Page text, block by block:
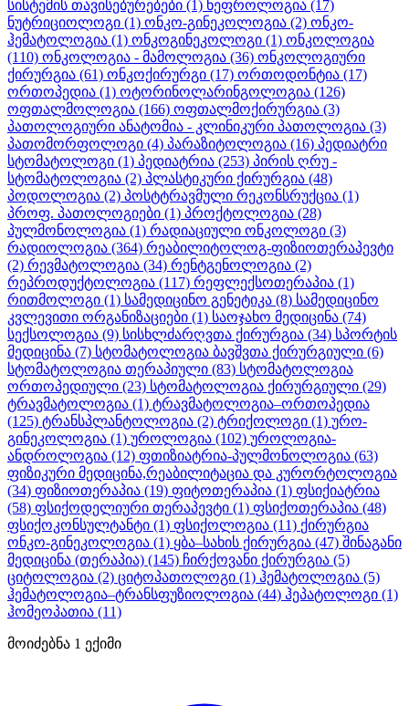
სისტემის თავისებურებები (1) ნეფროლოგია (17)
ნუტრიციოლოგი (1) ონკო-გინეკოლოგია (2) ონკო-
ჰემატოლოგია (1) ონკოგინეკოლოგი (1) ონკოლოგია
(110) ონკოლოგია - მამოლოგია (36) ონკოლოგიური
ქირურგია (61) ონკოქირურგი (17) ორთოდონტია (17)
ორთოპედია (1) ოტორინოლარინგოლოგია (126)
ოფთალმოლოგია (166) ოფთალმოქირურგია (3)
პათოლოგიური ანატომია - კლინიკური პათოლოგია (3)
პათომორფოლოგი (4) პარაზიტოლოგია (16) პედიატრი
სტომატოლოგი (1) პედიატრია (253) პირის ღრუ -
სტომატოლოგია (2) პლასტიკური ქირურგია (48)
პოდოლოგია (2) პოსტტრავმული რეკონსრუქცია (1)
პროფ. პათოლოგიები (1) პროქტოლოგია (28)
პულმონოლოგია (1) რადიაციული ონკოლოგი (3)
რადიოლოგია (364) რეაბილიტოლოგ-ფიზიოთერაპევტი
(2) რევმატოლოგია (34) რენტგენოლოგია (2)
რეპროდუქტოლოგია (117) რეფლექსოთერაპია (1)
რითმოლოგი (1) სამედიცინო გენეტიკა (8) სამედიცინო
კვლევითი ორგანიზაციები (1) საოჯახო მედიცინა (74)
სექსოლოგია (9) სისხლძარღვთა ქირურგია (34) სპორტის
მედიცინა (7) სტომატოლოგია ბავშვთა ქირურგიული (6)
სტომატოლოგია თერაპიული (83) სტომატოლოგია
ორთოპედიული (23) სტომატოლოგია ქირურგიული (29)
ტრავმატოლოგია (1) ტრავმატოლოგია–ორთოპედია
(125) ტრანსპლანტოლოგია (2) ტრიქოლოგი (1) ურო-
გინეკოლოგია (1) უროლოგია (102) უროლოგია-
ანდროლოგია (12) ფთიზიატრია-პულმონოლოგია (63)
ფიზიკური მედიცინა,რეაბილიტაცია და კურორტოლოგია
(34) ფიზიოთერაპია (19) ფიტოთერაპია (1) ფსიქიატრია
(58) ფსიქოდელიური თერაპევტი (1) ფსიქოთერაპია (48)
ფსიქოკონსულტანტი (1) ფსიქოლოგია (11) ქირურგია
ონკო-გინეკოლოგია (1) ყბა–სახის ქირურგია (47) შინაგანი
მედიცინა (თერაპია) (145) ჩირქოვანი ქირურგია (5)
ციტოლოგია (2) ციტოპათოლოგი (1) ჰემატოლოგია (5)
ჰემატოლოგია–ტრანსფუზიოლოგია (44) ჰეპატოლოგი (1)
ჰომეოპათია (11)
მოიძებნა 1 ექიმი